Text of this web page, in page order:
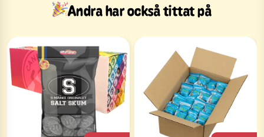
Andra har också tittat på